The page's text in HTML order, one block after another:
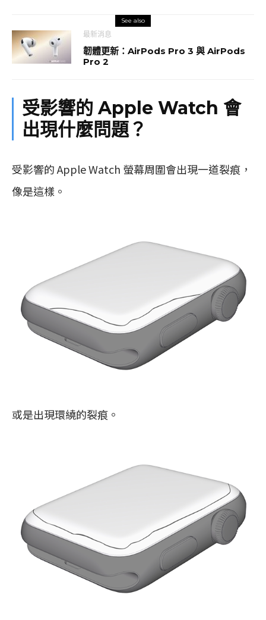
See also
最新消息
韌體更新：AirPods Pro 3 與 AirPods
Pro 2
受影響的 Apple Watch 會
出現什麼問題？
受影響的 Apple Watch 螢幕周圍會出現一道裂痕，
像是這樣。
或是出現環繞的裂痕。